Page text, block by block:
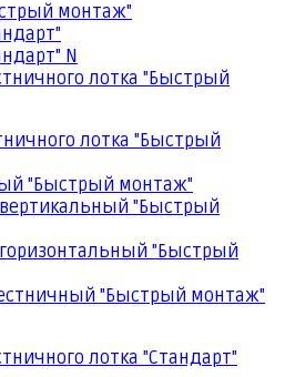
монтаж"
N
лотка "Быстрый
лотка "Быстрый
"Быстрый монтаж"
"Быстрый
"Быстрый
"Быстрый монтаж"
лотка "Стандарт"